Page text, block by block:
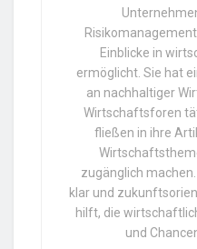
Einblicke in
ermöglicht. Sie hat
an nachhaltiger
Wirtschaftsforen
fließen in ihre
zugänglich
klar und
hilft, die
und